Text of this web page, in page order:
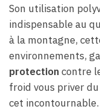
Son utilisation
indispensable au
à la montagne,
environnements,
protectioncontre
froid vous priver
cet incontournable.